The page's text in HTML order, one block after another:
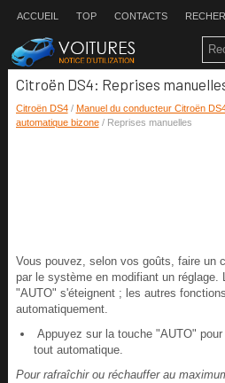
ACCUEIL TOP CONTACTS
Citroën DS4: Reprises
Citroën DS4/ Manuel du conducteur Citroën
automatique bizone/ Reprises manuelles
Vous pouvez, selon vos goûts, faire un
par le système en modifiant un réglage.
"AUTO" s'éteignent ; les autres
automatiquement.
Appuyez sur la touche "AUTO"
tout automatique.
Pour rafraîchir ou réchauffer au